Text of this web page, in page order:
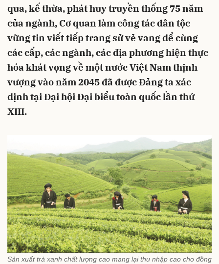
qua, kế thừa, phát huy truyền thống 75 năm
của ngành, Cơ quan làm công tác dân tộc
vững tin viết tiếp trang sử vẻ vang để cùng
các cấp, các ngành, các địa phương hiện thực
hóa khát vọng về một nước Việt Nam thịnh
vượng vào năm 2045 đã được Đảng ta xác
định tại Đại hội Đại biểu toàn quốc lần thứ
XIII.
Sản xuất trà xanh chất lượng cao mang lại thu nhập cao cho đồng